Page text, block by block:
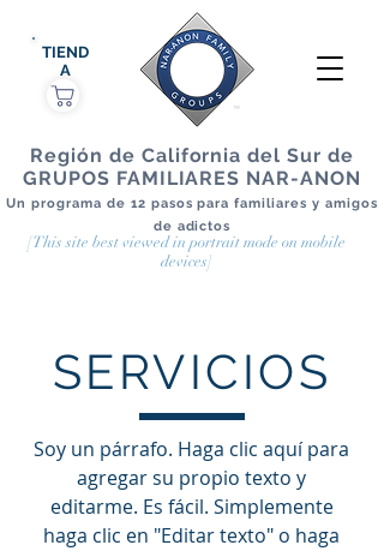
Región de California del Sur de
GRUPOS FAMILIARES NAR-ANON
Un programa de 12 pasos para familiares y amigos
de adictos
TIEND
A
[This site best viewed in portrait mode on mobile
devices]
SERVICIOS
Soy un párrafo. Haga clic aquí para
agregar su propio texto y
editarme. Es fácil. Simplemente
haga clic en "Editar texto" o haga